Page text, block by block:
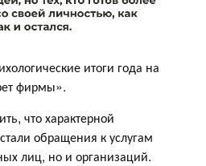
итоги года на
фирмы».
что характерной
обращения к услугам
лиц, но и организаций.